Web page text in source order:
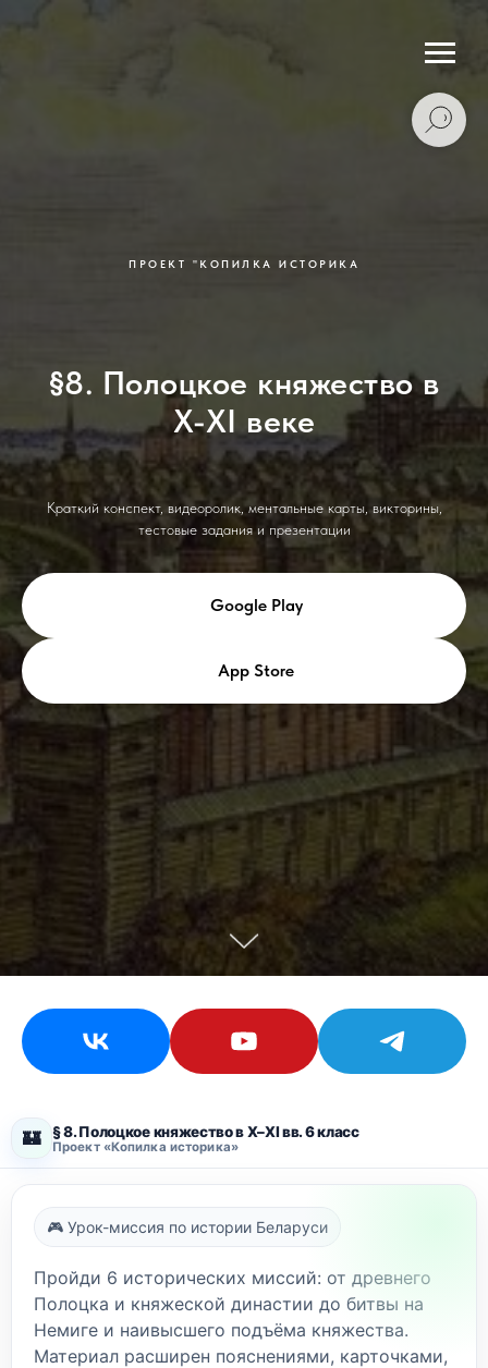
ПРОЕКТ "КОПИЛКА ИСТОРИКА
§8. Полоцкое княжество в
X-XI веке
Краткий конспект, видеоролик, ментальные карты, викторины,
тестовые задания и презентации
Google Play
App Store
🏰 § 8. Полоцкое княжество в X–XI вв. 6 класс
Проект «Копилка историка»
🎮 Урок-миссия по истории Беларуси
Пройди 6 исторических миссий: от древнего
Полоцка и княжеской династии до битвы на
Немиге и наивысшего подъёма княжества.
Материал расширен пояснениями, карточками,